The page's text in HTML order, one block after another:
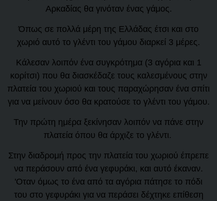
Αρκαδίας θα γινόταν ένας γάμος.
Όπως σε πολλά μέρη της Ελλάδας έτσι και στο
χωριό αυτό το γλέντι του γάμου διαρκεί 3 μέρες.
Κάλεσαν λοιπόν ένα συγκρότημα (3 αγόρια και 1
κορίτσι) που θα διασκέδαζε τους καλεσμένους στην
πλατεία του χωριού και τους παραχώρησαν ένα σπίτι
για να μείνουν όσο θα κρατούσε το γλέντι του γάμου.
Την πρώτη ημέρα ξεκίνησαν λοιπόν να πάνε στην
πλατεία όπου θα άρχιζε το γλέντι.
Στην διαδρομή προς την πλατεία του χωριού έπρεπε
να περάσουν από ένα γεφυράκι, και αυτό έκαναν.
'Οταν όμως το ένα από τα αγόρια πάτησε το πόδι
του στο γεφυράκι για να περάσει δέχτηκε επίθεση